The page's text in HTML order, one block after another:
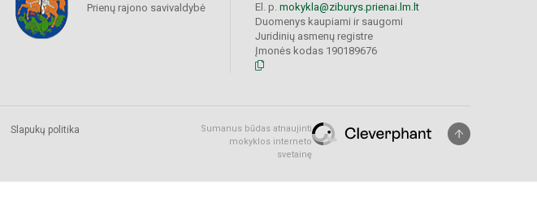
Prienų rajono savivaldybė
El. p. mokykla@ziburys.prienai.lm.lt
Duomenys kaupiami ir saugomi
Juridinių asmenų registre
Įmonės kodas 190189676
Slapukų politika
Sumanus būdas atnaujinti
mokyklos interneto
svetainę